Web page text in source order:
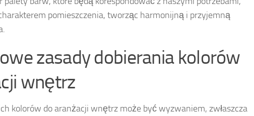
pomieszczenia, tworząc harmonijną i przyjemną
zasady dobierania kolorów
wnętrz
kolorów do aranżacji wnętrz może być wyzwaniem, zwłaszcza